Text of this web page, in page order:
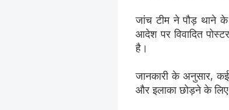
जांच टीम ने पौड़ थाने के
आदेश पर विवादित
है।
जानकारी के अनुसार,
और इलाका छोड़ने के